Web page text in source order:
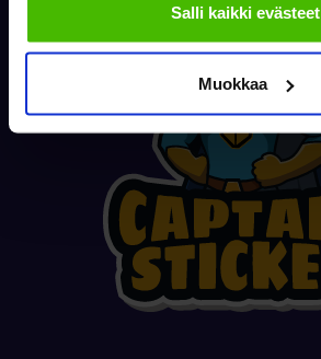
Salli kaikki evästeet
Muokkaa